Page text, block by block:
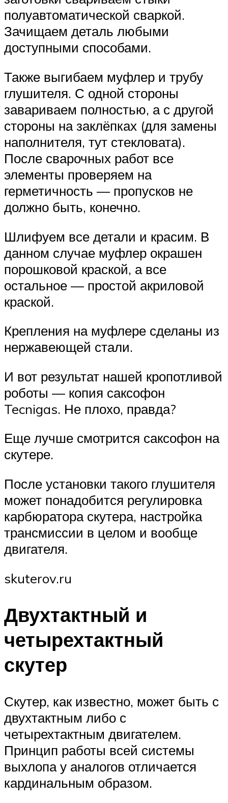
полуавтоматической сваркой.
Зачищаем деталь любыми
доступными способами.
Также выгибаем муфлер и трубу
глушителя. С одной стороны
завариваем полностью, а с другой
стороны на заклёпках (для замены
наполнителя, тут стекловата).
После сварочных работ все
элементы проверяем на
герметичность — пропусков не
должно быть, конечно.
Шлифуем все детали и красим. В
данном случае муфлер окрашен
порошковой краской, а все
остальное — простой акриловой
краской.
Крепления на муфлере сделаны из
нержавеющей стали.
И вот результат нашей кропотливой
роботы — копия саксофон
Tecnigas. Не плохо, правда?
Еще лучше смотрится саксофон на
скутере.
После установки такого глушителя
может понадобится регулировка
карбюратора скутера, настройка
трансмиссии в целом и вообще
двигателя.
skuterov.ru
Двухтактный и
четырехтактный
скутер
Скутер, как известно, может быть с
двухтактным либо с
четырехтактным двигателем.
Принцип работы всей системы
выхлопа у аналогов отличается
кардинальным образом.